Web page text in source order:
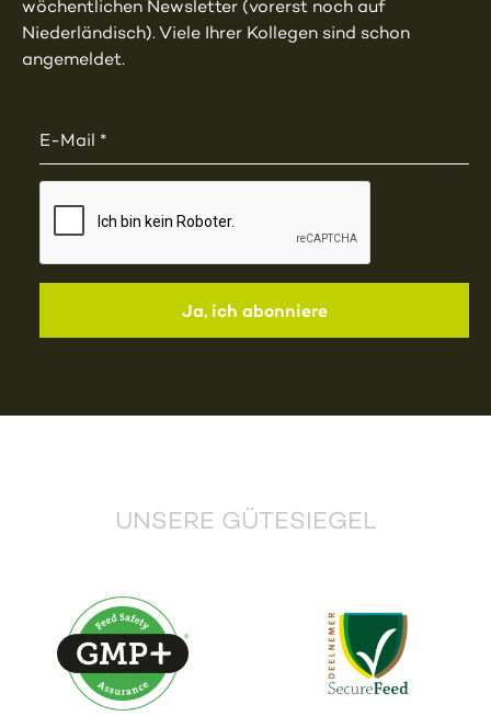
wöchentlichen Newsletter (vorerst noch auf
Niederländisch). Viele Ihrer Kollegen sind schon
angemeldet.
UNSERE GÜTESIEGEL